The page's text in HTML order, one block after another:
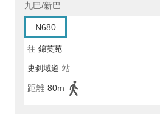
九巴/新巴
N680
往 錦英苑
史釗域道 站
距離 80m